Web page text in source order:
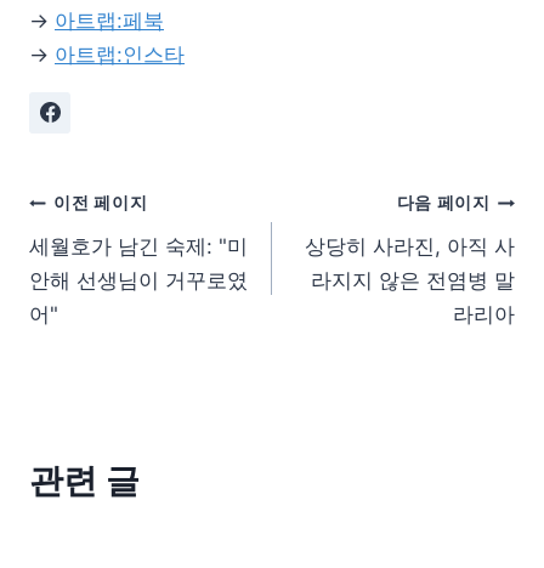
→ 아트랩:페북
→ 아트랩:인스타
이전 페이지
세월호가 남긴 숙제: "미
안해 선생님이 거꾸로였
어"
다음 페이지
상당히 사라진, 아직 사
라지지 않은 전염병 말
라리아
관련 글